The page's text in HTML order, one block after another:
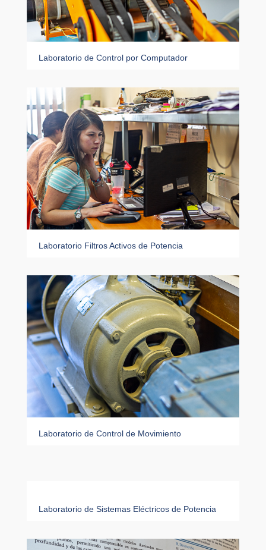
Laboratorio de Control por Computador
Laboratorio Filtros Activos de Potencia
Laboratorio de Control de Movimiento
Laboratorio de Sistemas Eléctricos de Potencia